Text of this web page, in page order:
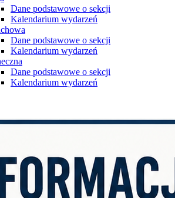
Dane podstawowe o sekcji
Kalendarium wydarzeń
Dane podstawowe o sekcji
Kalendarium wydarzeń
Dane podstawowe o sekcji
Kalendarium wydarzeń